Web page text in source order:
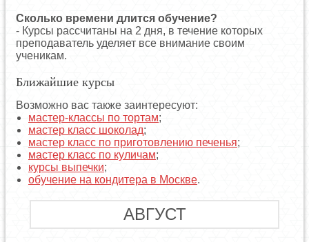
Сколько времени длится обучение?
- Курсы рассчитаны на 2 дня, в течение которых
преподаватель уделяет все внимание своим
ученикам.
Ближайшие курсы
Возможно вас также заинтересуют:
мастер-классы по тортам;
мастер класс шоколад;
мастер класс по приготовлению печенья;
мастер класс по куличам;
курсы выпечки;
обучение на кондитера в Москве.
АВГУСТ